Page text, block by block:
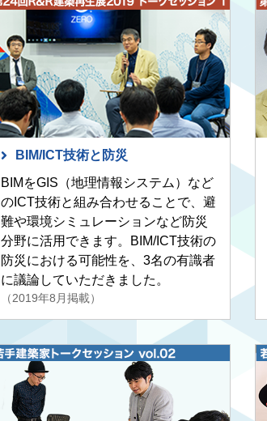
BIM/ICT技術と防災
BIMをGIS（地理情報システム）など
のICT技術と組み合わせることで、避
難や環境シミュレーションなど防災
分野に活用できます。BIM/ICT技術の
防災における可能性を、3名の有識者
に議論していただきました。
（2019年8月掲載）